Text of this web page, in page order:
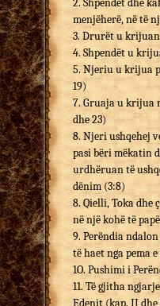
2. Shpendët dhe
menjëherë, në të
3. Drurët u
4. Shpendët u
5. Njeriu u krijua
19)
7. Gruaja u krijua
dhe 23)
8. Njeri ushqehej
pasi bëri mëkatin
urdhëruan të
dënim (3:8)
8. Qielli, Toka
në një kohë të
9. Perëndia
të haet nga pema
1O. Pushimi i
11. Të gjitha